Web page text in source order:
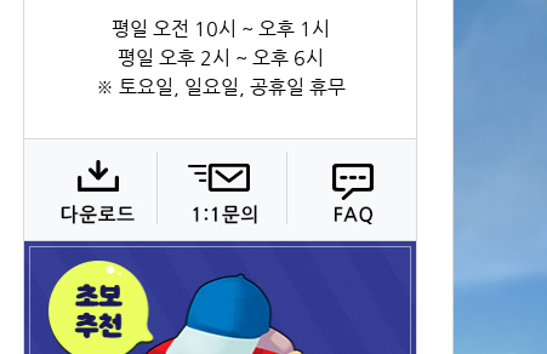
평일 오전 10시 ~ 오후 1시
평일 오후 2시 ~ 오후 6시
※ 토요일, 일요일, 공휴일 휴무